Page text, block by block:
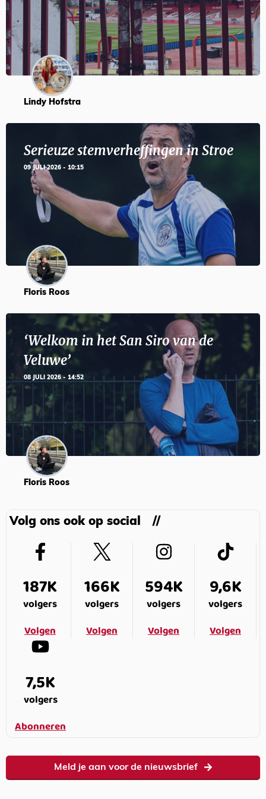
Lindy Hofstra
Serieuze stemverheffingen in Stroe
09 JULI 2026 - 10:15
Floris Roos
‘Welkom in het San Siro van de
Veluwe’
08 JULI 2026 - 14:52
Floris Roos
Volg ons ook op social
187K
volgers
Volgen
166K
volgers
Volgen
594K
volgers
Volgen
9,6K
volgers
Volgen
7,5K
volgers
Abonneren
Meld je aan voor de nieuwsbrief